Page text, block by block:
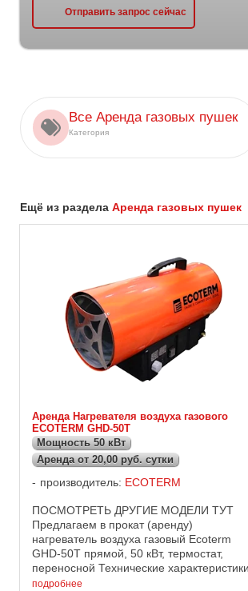
Отправить запрос сейчас
Все Аренда газовых пушек
Категория
Ещё из раздела Аренда газовых пушек
Аренда Нагревателя воздуха газового
ECOTERM GHD-50T
Мощность 50 кВт
Аренда от 20,00 руб. сутки
производитель: ECOTERM
ПОСМОТРЕТЬ ДРУГИЕ МОДЕЛИ ТУТ
Предлагаем в прокат (аренду)
нагреватель воздуха газовый Ecoterm
GHD-50T прямой, 50 кВт, термостат,
переносной Технические
Мощность, кВт - 50 Расход топлива, кг/ч -
подробнее